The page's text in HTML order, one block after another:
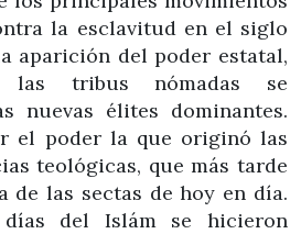
la esclavitud en el siglo
aparición del poder estatal,
tribus nómadas se
nuevas élites dominantes.
el poder la que originó las
teológicas, que más tarde
de las sectas de hoy en día.
del Islám se hicieron